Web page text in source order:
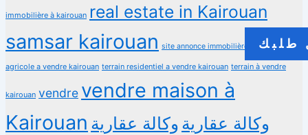
طلبك
immobilière à kairouan real estate in Kairouan
samsar kairouan site annonce immobilière terrain
agricole a vendre kairouan terrain residentiel a vendre kairouan terrain à vendre
kairouan vendre vendre maison à
Kairouan
وكالة عقارية وكالة عقارية